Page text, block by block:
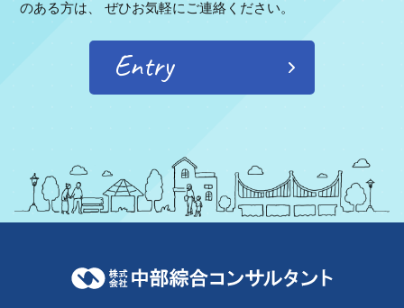
のある方は、
ぜひお気軽にご連絡ください。
Entry